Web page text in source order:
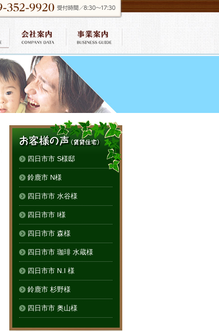
四日市市 S様邸
鈴鹿市 N様
四日市市 水谷様
四日市市 I様
四日市市 森様
四日市市 珈琲 水蔵様
四日市市 N.I 様
鈴鹿市 杉野様
四日市市 奥山様